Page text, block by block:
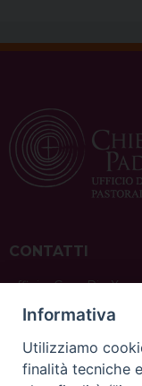
CONTATTI
ufficio: Casa Pio X
via Bonporti, 20 –
tel: +39 351 619 2354
e mail:
Informativa
Utilizziamo
finalità tecniche